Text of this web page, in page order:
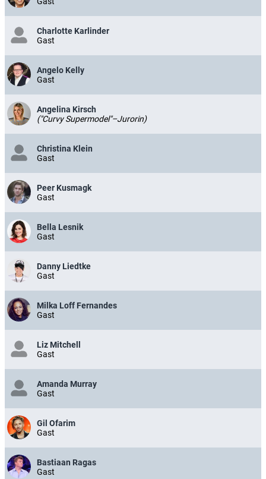
Charlotte Karlinder
Gast
Angelo Kelly
Gast
Angelina Kirsch
("Curvy Supermodel"–Jurorin)
Christina Klein
Gast
Peer Kusmagk
Gast
Bella Lesnik
Gast
Danny Liedtke
Gast
Milka Loff Fernandes
Gast
Liz Mitchell
Gast
Amanda Murray
Gast
Gil Ofarim
Gast
Bastiaan Ragas
Gast